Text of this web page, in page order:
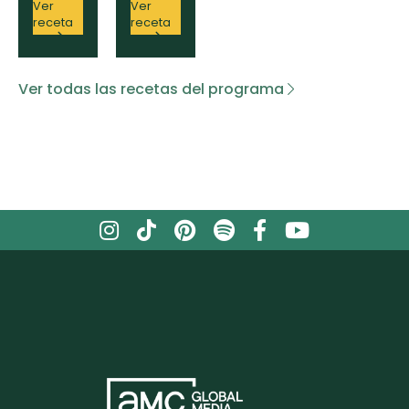
y
Sartén
Ver
receta
BBQ
de
Ver
receta
Ver todas las recetas del programa